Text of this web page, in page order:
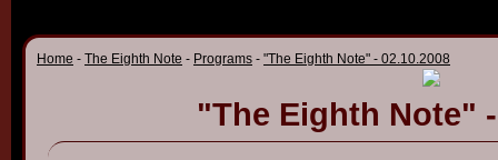
Home - The Eighth Note - Programs - "The Eighth Note" - 02.10.2008
"The Eighth Note"